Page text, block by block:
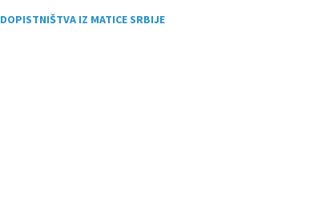
DOPISTNIŠTVA IZ MATICE SRBIJE